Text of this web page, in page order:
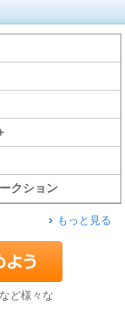
クション
もっと見る
ど様々な